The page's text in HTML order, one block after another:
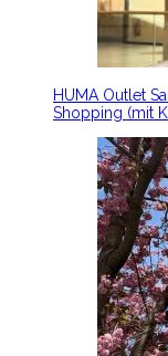
HUMA Outlet
Shopping (mit